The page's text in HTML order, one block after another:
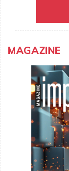
MAGAZINE